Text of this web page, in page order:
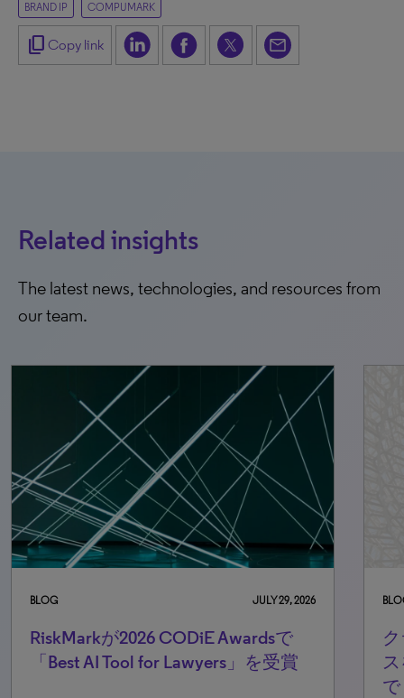
BRAND IP COMPUMARK
content_copy Copy link
Related insights
The latest news, technologies, and resources from
our team.
BLOG JULY 29, 2026
RiskMarkが2026 CODiE Awardsで
「Best AI Tool for Lawyers」を受賞